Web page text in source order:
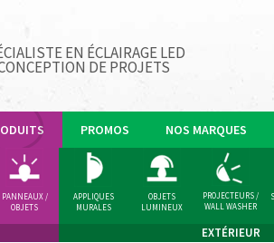
EN ÉCLAIRAGE LED
DE PROJETS
PROMOS NOS MARQUES
PANNEAUX /
OBJETS
EXTÉRIEUR
APPLIQUES
MURALES
OBJETS
LUMINEUX
PROJECTEURS /
WALL WASHER